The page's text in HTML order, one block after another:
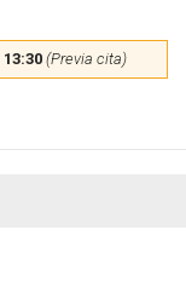
13:30 (Previa cita)